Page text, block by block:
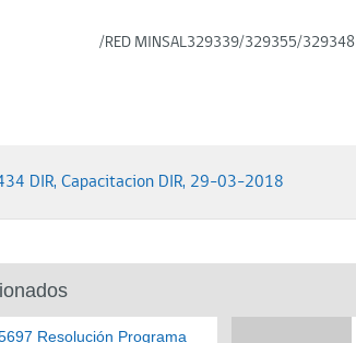
/RED MINSAL329339/329355/329348
DIR, Capacitacion DIR, 29-03-2018
Resolución Programa